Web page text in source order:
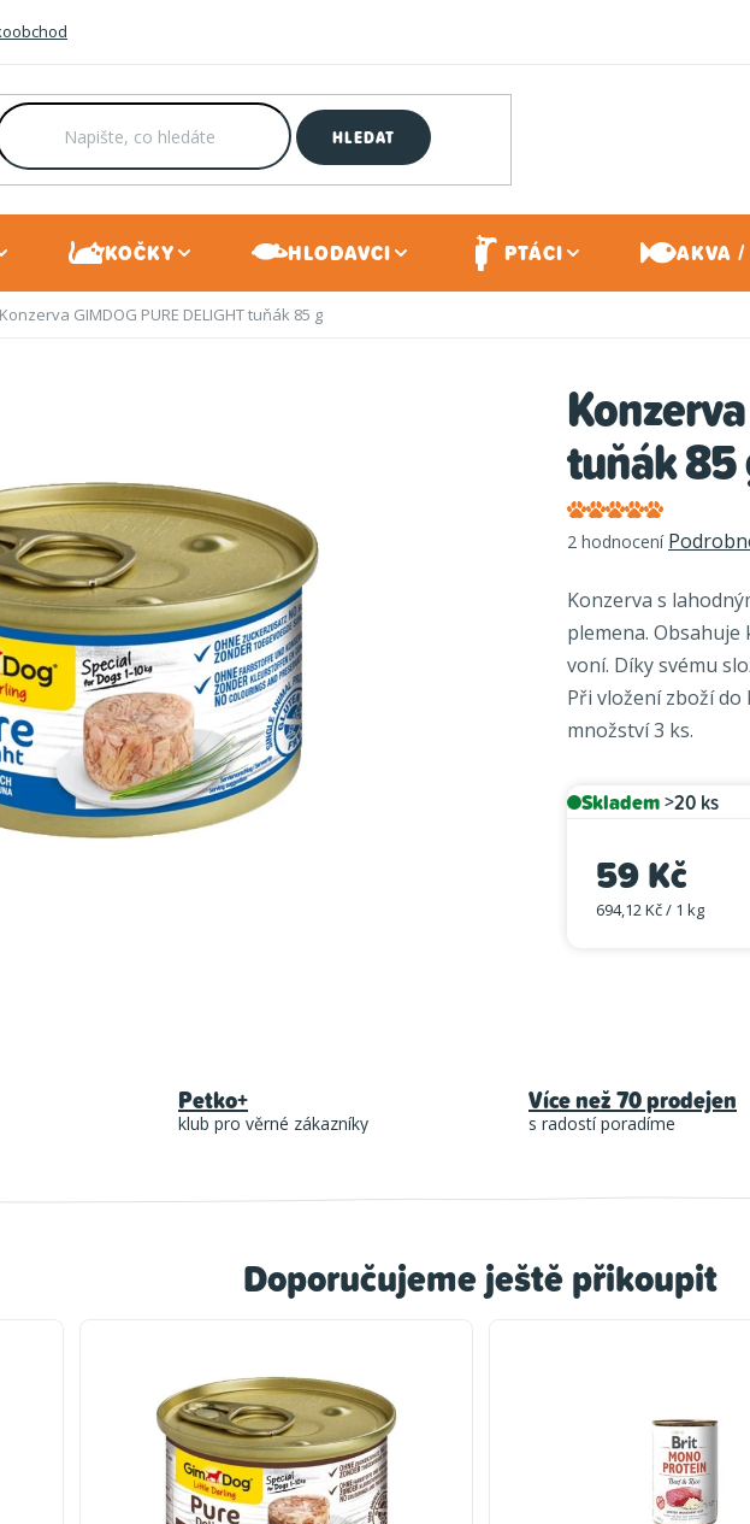
HLEDAT
KOČKY HLODAVCI PTÁCI AKVA
Konzerva GIMDOG PURE DELIGHT tuňák 85 g
tuňák 85
Průměrné
hodnocení
je
5,0
z
5
hvězdiček.
2 hodnocení
Konzerva s
plemena.
voní. Díky svému
Při vložení zboží
množství 3 ks.
Skladem>20 ks
59 Kč
Měrná cena:
694,12 Kč / 1 kg
Doporučujeme ještě přikoupit
Petko+
klub pro věrné zákazníky
Více než 70 prodejen
s radostí poradíme